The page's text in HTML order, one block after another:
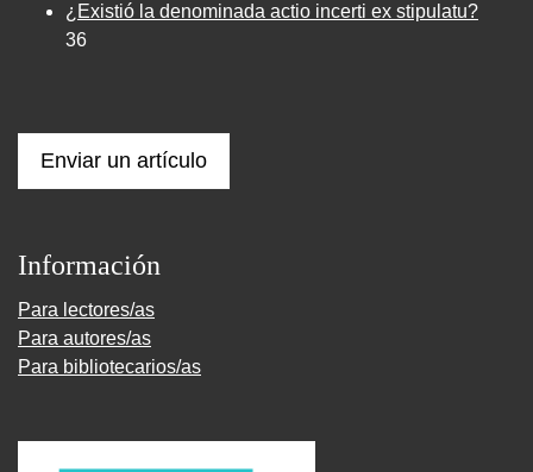
¿Existió la denominada actio incerti ex stipulatu?
36
Enviar un artículo
Información
Para lectores/as
Para autores/as
Para bibliotecarios/as